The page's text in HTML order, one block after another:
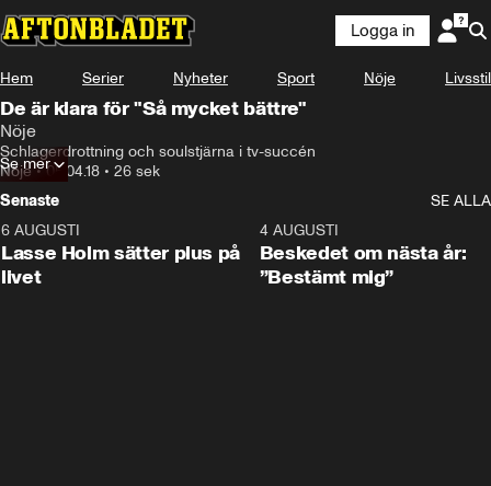
Logga in
Hem Serier Nyheter Sport Nöje Livsstil
De är klara för "Så mycket bättre"
Nöje
Schlagerdrottning och soulstjärna i tv-succén
Nöje•05.04.18 • 26 sek
Se mer
Senaste
SE ALLA
6 AUGUSTI
Lasse Holm sätter plus på
livet
4 AUGUSTI
Beskedet om nästa år:
”Bestämt mig”